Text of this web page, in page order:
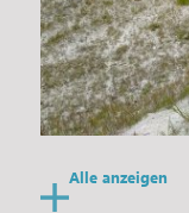
Alle anzeigen